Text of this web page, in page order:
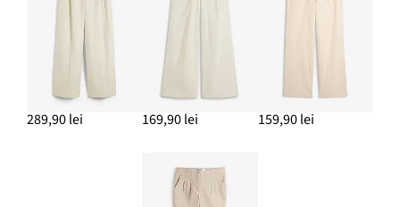
289,90 lei 169,90 lei 159,90 lei